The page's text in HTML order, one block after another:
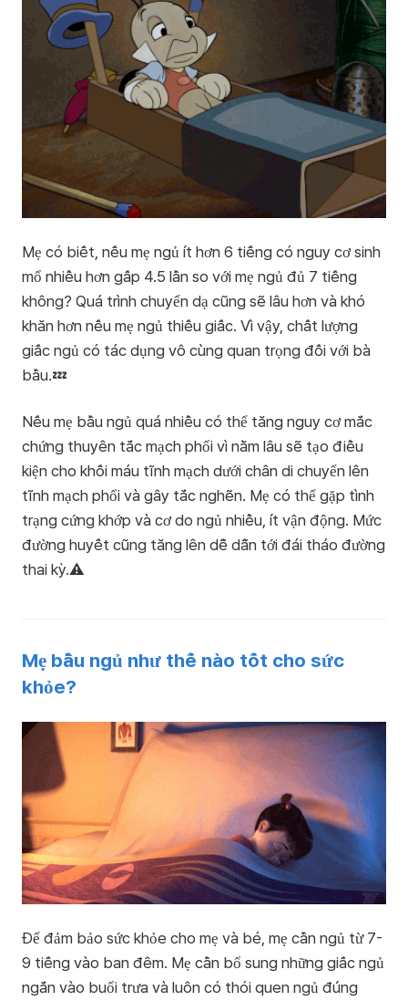
Mẹ có biết, nếu mẹ ngủ ít hơn 6 tiếng có nguy cơ sinh
mổ nhiều hơn gấp 4.5 lần so với mẹ ngủ đủ 7 tiếng
không? Quá trình chuyển dạ cũng sẽ lâu hơn và khó
khăn hơn nếu mẹ ngủ thiếu giấc. Vì vậy, chất lượng
giấc ngủ có tác dụng vô cùng quan trọng đối với bà
bầu.💤
Nếu mẹ bầu ngủ quá nhiều có thể tăng nguy cơ mắc
chứng thuyên tắc mạch phổi vì nằm lâu sẽ tạo điều
kiện cho khối máu tĩnh mạch dưới chân di chuyển lên
tĩnh mạch phổi và gây tắc nghẽn. Mẹ có thể gặp tình
trạng cứng khớp và cơ do ngủ nhiều, ít vận động. Mức
đường huyết cũng tăng lên dễ dẫn tới đái tháo đường
thai kỳ.⚠️
Mẹ bầu ngủ như thế nào tốt cho sức
khỏe?
Để đảm bảo sức khỏe cho mẹ và bé, mẹ cần ngủ từ 7-
9 tiếng vào ban đêm. Mẹ cần bổ sung những giấc ngủ
ngắn vào buổi trưa và luôn có thói quen ngủ đúng